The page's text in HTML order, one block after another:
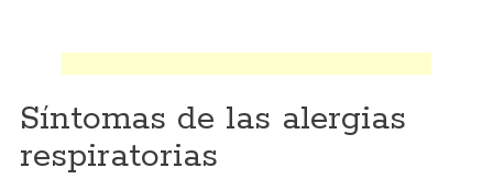
Síntomas de las alergias
respiratorias